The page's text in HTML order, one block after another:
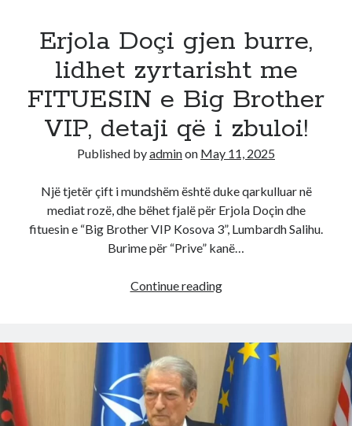
seline
e
PS
Erjola Doçi gjen burre,
lidhet zyrtarisht me
FITUESIN e Big Brother
VIP, detaji që i zbuloi!
Published byadminon May 11, 2025
Një tjetër çift i mundshëm është duke qarkulluar në
mediat rozë, dhe bëhet fjalë për Erjola Doçin dhe
fituesin e “Big Brother VIP Kosova 3”, Lumbardh Salihu.
Burime për “Prive” kanë…
Continue readingErjola
burre,
lidhet
zyrtarisht
me
FITUESIN